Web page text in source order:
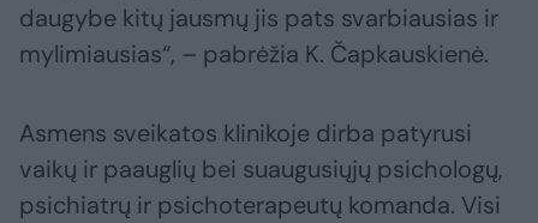
daugybe kitų jausmų jis pats svarbiausias ir
mylimiausias“, – pabrėžia K. Čapkauskienė.
Asmens sveikatos klinikoje dirba patyrusi
vaikų ir paauglių bei suaugusiųjų psichologų,
psichiatrų ir psichoterapeutų komanda. Visi